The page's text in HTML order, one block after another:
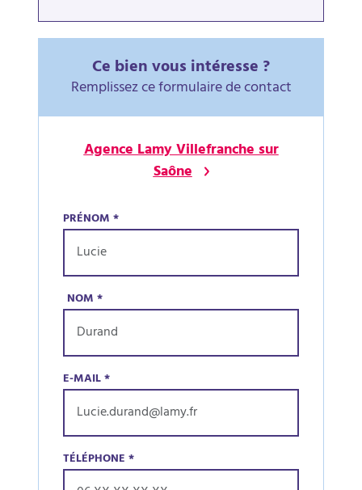
Ce bien vous intéresse ?
Remplissez ce formulaire de contact
Agence Lamy Villefranche sur
Saône
PRÉNOM*
NOM*
E-MAIL*
TÉLÉPHONE*